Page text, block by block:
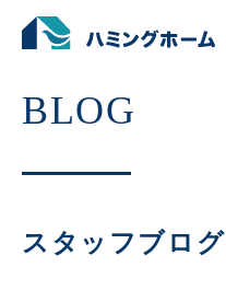
スタッフブログ